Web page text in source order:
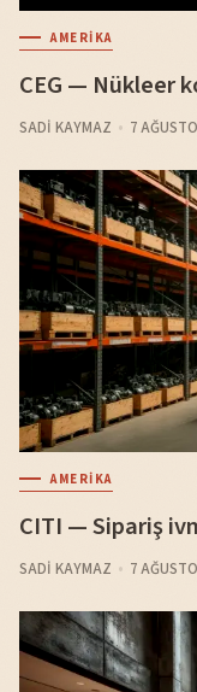
AMERIKA
CEG — Nükleer
SADI KAYMAZ 7
AMERIKA
CITI — Sipariş
SADI KAYMAZ 7